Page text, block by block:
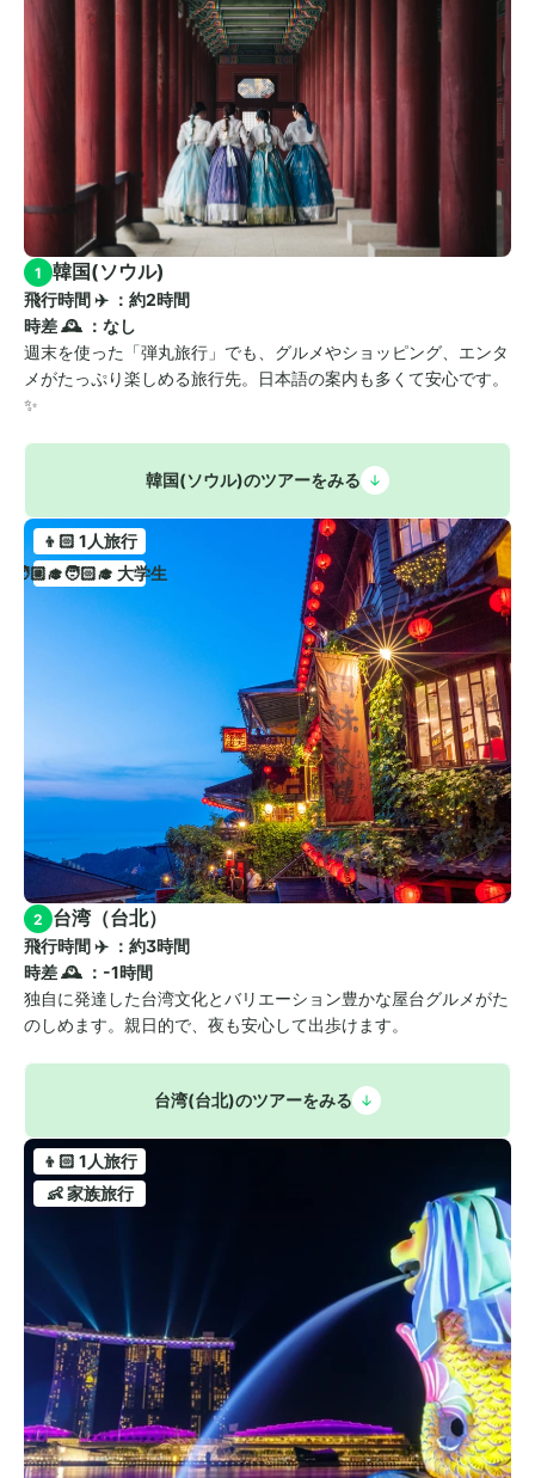
1 韓国(ソウル)
飛行時間 ✈️ ：約2時間
時差 🕰️ ：なし
週末を使った「弾丸旅行」でも、グルメやショッピング、エンタ
メがたっぷり楽しめる旅行先。日本語の案内も多くて安心です。
✨
韓国(ソウル)のツアーをみる
👦🏻 1人旅行
🧑🏼‍🎓🧑🏻‍🎓 大学生
2 台湾（台北）
飛行時間 ✈️ ：約3時間
時差 🕰️ ：-1時間
独自に発達した台湾文化とバリエーション豊かな屋台グルメがた
のしめます。親日的で、夜も安心して出歩けます。
台湾(台北)のツアーをみる
👦🏻 1人旅行
👶 家族旅行